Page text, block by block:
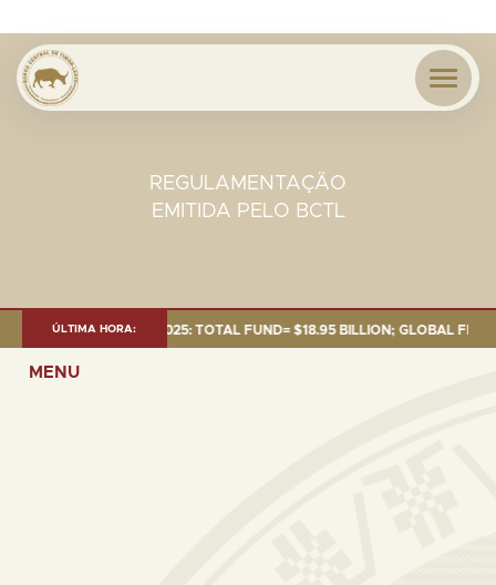
REGULAMENTAÇÃO
EMITIDA PELO BCTL
ÚLTIMA HORA:
AS OF 30 SEP. 2025: TOTAL FUND= $18.95 BILLION; GLOBAL
MENU